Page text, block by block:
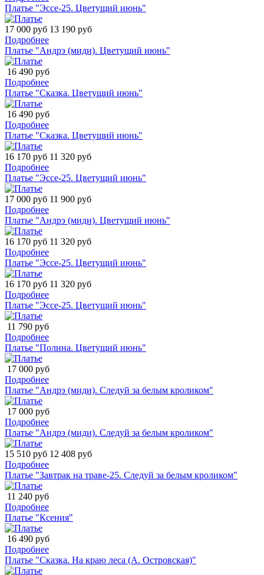
Платье "Эссе-25. Цветущий июнь"
17 000 руб 13 190 руб
Подробнее
Платье "Андрэ (миди). Цветущий июнь"
16 490 руб
Подробнее
Платье "Сказка. Цветущий июнь"
16 490 руб
Подробнее
Платье "Сказка. Цветущий июнь"
16 170 руб 11 320 руб
Подробнее
Платье "Эссе-25. Цветущий июнь"
17 000 руб 11 900 руб
Подробнее
Платье "Андрэ (миди). Цветущий июнь"
16 170 руб 11 320 руб
Подробнее
Платье "Эссе-25. Цветущий июнь"
16 170 руб 11 320 руб
Подробнее
Платье "Эссе-25. Цветущий июнь"
11 790 руб
Подробнее
Платье "Полина. Цветущий июнь"
17 000 руб
Подробнее
Платье "Андрэ (миди). Следуй за белым кроликом"
17 000 руб
Подробнее
Платье "Андрэ (миди). Следуй за белым кроликом"
15 510 руб 12 408 руб
Подробнее
Платье "Завтрак на траве-25. Следуй за белым кроликом"
11 240 руб
Подробнее
Платье "Ксения"
16 490 руб
Подробнее
Платье "Сказка. На краю леса (А. Островская)"